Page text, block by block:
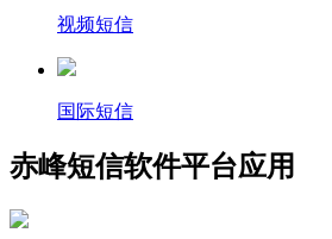
视频短信
国际短信
赤峰短信软件平台应用